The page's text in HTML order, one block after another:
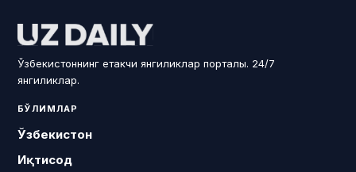
Ўзбекистоннинг етакчи янгиликлар порталы. 24/7
янгиликлар.
БЎЛИМЛАР
Ўзбекистон
Иқтисод